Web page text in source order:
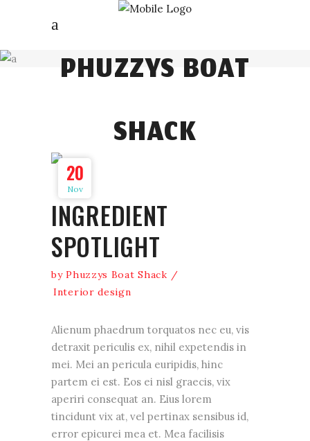
PHUZZYS BOAT
SHACK
20
Nov
INGREDIENT
SPOTLIGHT
byPhuzzys Boat Shack
Interior design
Alienum phaedrum torquatos nec eu, vis
detraxit periculis ex, nihil expetendis in
mei. Mei an pericula euripidis, hinc
partem ei est. Eos ei nisl graecis, vix
aperiri consequat an. Eius lorem
tincidunt vix at, vel pertinax sensibus id,
error epicurei mea et. Mea facilisis